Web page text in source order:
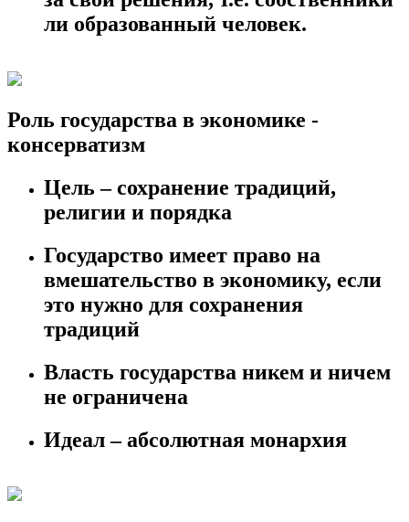
ли образованный человек.
Роль государства в экономике -
консерватизм
Цель – сохранение традиций,
религии и порядка
Государство имеет право на
вмешательство в экономику, если
это нужно для сохранения
традиций
Власть государства никем и ничем
не ограничена
Идеал – абсолютная монархия